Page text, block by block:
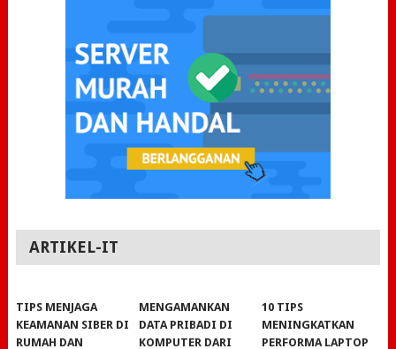
ARTIKEL-IT
TIPS MENJAGA
KEAMANAN SIBER DI
RUMAH DAN
MENGAMANKAN
DATA PRIBADI DI
KOMPUTER DARI
10 TIPS
MENINGKATKAN
PERFORMA LAPTOP